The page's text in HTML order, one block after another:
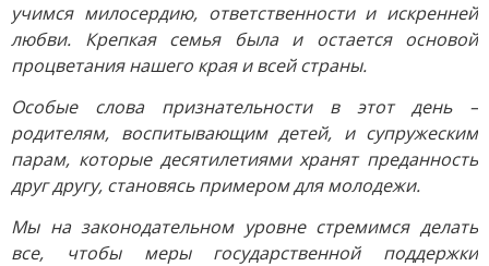
учимся милосердию, ответственности и искренней
любви. Крепкая семья была и остается основой
процветания нашего края и всей страны.
Особые слова признательности в этот день –
родителям, воспитывающим детей, и супружеским
парам, которые десятилетиями хранят преданность
друг другу, становясь примером для молодежи.
Мы на законодательном уровне стремимся делать
все, чтобы меры государственной поддержки